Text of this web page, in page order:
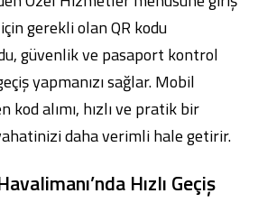
gerekli olan QR kodu
güvenlik ve pasaport kontrol
yapmanızı sağlar. Mobil
kod alımı, hızlı ve pratik bir
daha verimli hale getirir.
Hızlı Geçiş